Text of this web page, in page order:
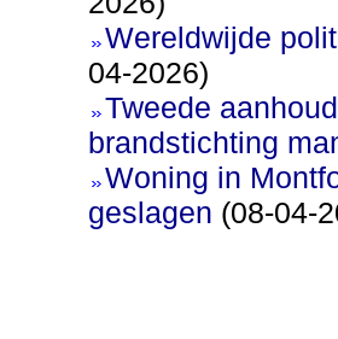
Wereldwijde
04-2026)
Tweede
brandstichting
Woning in
geslagen (08-04-